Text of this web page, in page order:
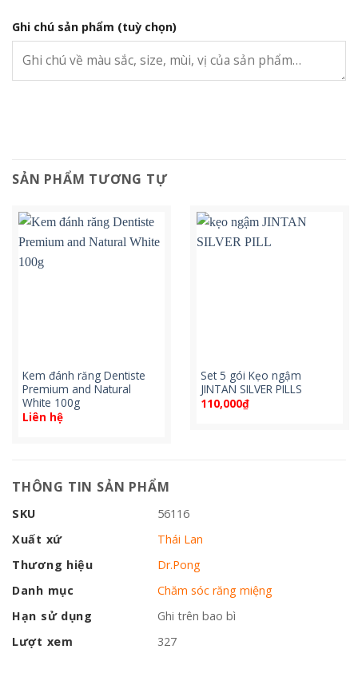
Ghi chú sản phẩm (tuỳ chọn)
SẢN PHẨM TƯƠNG TỰ
Kem đánh răng Dentiste
Premium and Natural
White 100g
Liên hệ
Set 5 gói Kẹo ngậm
JINTAN SILVER PILLS
110,000₫
THÔNG TIN SẢN PHẨM
SKU
56116
Xuất xứ
Thái Lan
Thương hiệu
Dr.Pong
Danh mục
Chăm sóc răng miệng
Hạn sử dụng
Ghi trên bao bì
Lượt xem
327